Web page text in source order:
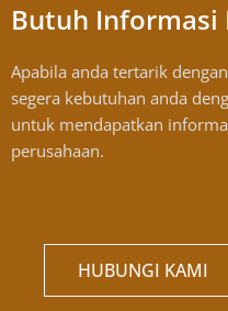
Butuh Informasi
Apabila anda tertarik
segera kebutuhan anda
untuk mendapatkan
perusahaan.
HUBUNGI KAMI